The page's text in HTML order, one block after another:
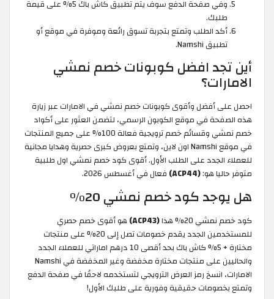
وفي صفحة الدفع سوف يتم تطبيق كاش باك 5% على قيمة
طلبك.
أكد الطلب وتمتع بتجربة تسوق رائعة وموفرة في موقع أو
تطبيق Namshi.
أين تجد افضل كوبونات خصم نمشي
الامارات؟
احصل على أفضل وأقوى كوبونات خصم نمشي في الامارات عبر زيارة
هذه الصفحة في موقع الكوبون الرسمي، لتضمن العثور على أكواد
خصم نمشي وقسائم خصم ترويجية فعالة 100% على جميع المنتجات
في موقع Namshi اون لاين، وتمتع بعروض كبرى حصرية وهدايا مجانية
للعملاء الجدد على الطلب الأول. أقوى كود خصم نمشي اول طلبية
متوفر حاليا هو:(ACP44) فعال في أغسطس 2026.
هل يوجد كود خصم نمشي 20%
كود خصم نمشي 20% هذا (ACP43)
هو أقوى خصم حصري
للمستخدمين الجدد يقدم خصومات تصل إلى 20% على منتجات
مختارة + 5% كاش باك بحد أقصى 10 درهم اماراتي للعملاء الجدد
والحاليين على منتجات مختارة مخفضة وغير المخفضة في Namshi
الامارات، انسخ رمز العرض الترويجي لتستخدمه لاحقًا في صفحة الدفع
وتمتع بخصومات حقيقية وفورية على طلبك الأول!